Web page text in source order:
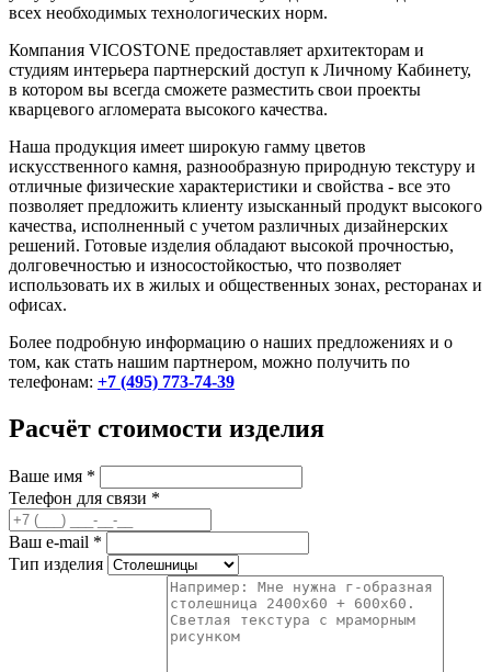
всех необходимых технологических норм.
Компания VICOSTONE предоставляет архитекторам и
студиям интерьера партнерский доступ к Личному Кабинету,
в котором вы всегда сможете разместить свои проекты
кварцевого агломерата высокого качества.
Наша продукция имеет широкую гамму цветов
искусственного камня, разнообразную природную текстуру и
отличные физические характеристики и свойства - все это
позволяет предложить клиенту изысканный продукт высокого
качества, исполненный с учетом различных дизайнерских
решений. Готовые изделия обладают высокой прочностью,
долговечностью и износостойкостью, что позволяет
использовать их в жилых и общественных зонах, ресторанах и
офисах.
Более подробную информацию о наших предложениях и о
том, как стать нашим партнером, можно получить по
телефонам: +7 (495) 773-74-39
Расчёт стоимости изделия
Ваше имя *
Телефон для связи *
Ваш e-mail *
Тип изделия